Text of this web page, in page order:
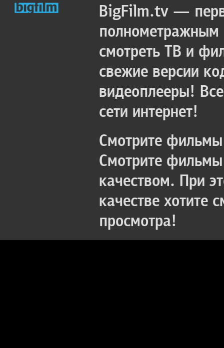
BigFilm.tv —
полнометражным
смотреть ТВ и
свежие версии
видеоплееры!
сети интернет!
Смотрите
Смотрите
качеством. При
качестве хотите
просмотра!